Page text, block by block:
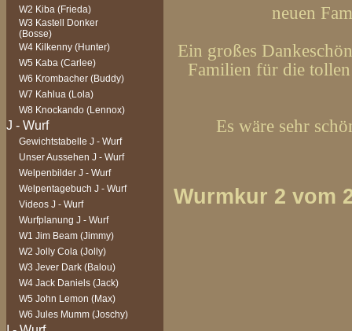
W2 Kiba (Frieda)
W3 Kastell Donker
(Bosse)
W4 Kilkenny (Hunter)
W5 Kaba (Carlee)
W6 Krombacher (Buddy)
W7 Kahlua (Lola)
W8 Knockando (Lennox)
Gewichtstabelle J - Wurf
Unser Aussehen J - Wurf
Welpenbilder J - Wurf
Welpentagebuch J - Wurf
Videos J - Wurf
Wurfplanung J - Wurf
W1 Jim Beam (Jimmy)
W2 Jolly Cola (Jolly)
W3 Jever Dark (Balou)
W4 Jack Daniels (Jack)
W5 John Lemon (Max)
W6 Jules Mumm (Joschy)
neuen
Ein großes
Familien für die
Es wäre sehr
Wurmkur 2 vom